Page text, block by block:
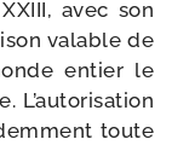
avec son
valable de
entier le
L’autorisation
toute